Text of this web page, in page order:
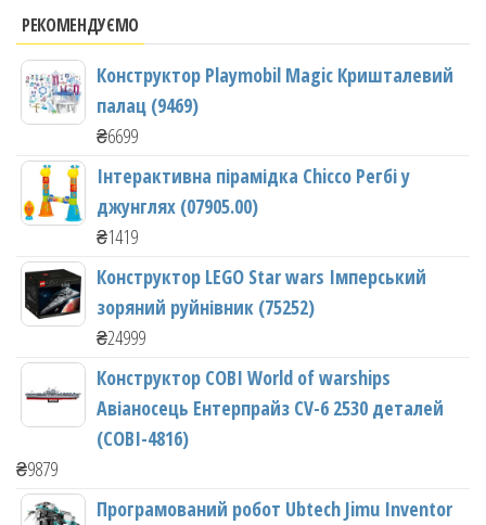
РЕКОМЕНДУЄМО
Конструктор Playmobil Magic Кришталевий
палац (9469)
₴6699
Інтерактивна пірамідка Chicco Регбі у
джунглях (07905.00)
₴1419
Конструктор LEGO Star wars Імперський
зоряний руйнівник (75252)
₴24999
Конструктор COBI World of warships
Авіаносець Ентерпрайз CV-6 2530 деталей
(COBI-4816)
₴9879
Програмований робот Ubtech Jimu Inventor